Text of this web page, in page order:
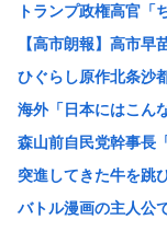
ワイ「どう見ても熟
元ジャンポケ斉藤被
AI活用すればするほ
中国「大洪水！」中
名古屋城本丸御殿の
【閲覧注意】元臆女
【悲報】山里亮太さ
トランプ政権高官「
【高市朗報】高市
ひぐらし原作北条沙
海外「日本にはこん
森山前自民党幹事長
突進してきた牛を跳
バトル漫画の主人公